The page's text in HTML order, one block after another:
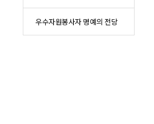
우수자원봉사자 명예의 전당